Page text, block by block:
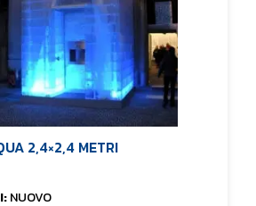
2,4×2,4 METRI
NUOVO